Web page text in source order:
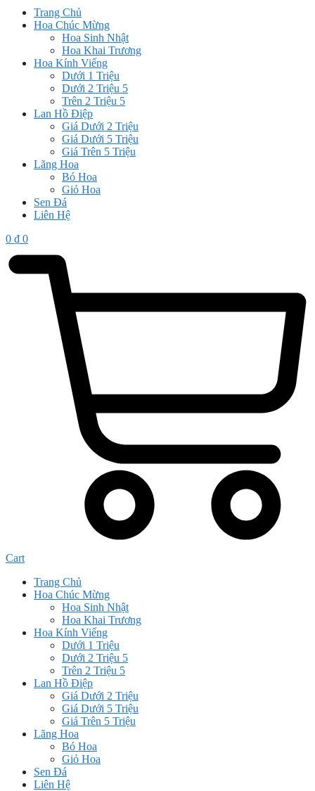
Trang Chủ
Hoa Chúc Mừng
Hoa Sinh Nhật
Hoa Khai Trương
Hoa Kính Viếng
Dưới 1 Triệu
Dưới 2 Triệu 5
Trên 2 Triệu 5
Lan Hồ Điệp
Giá Dưới 2 Triệu
Giá Dưới 5 Triệu
Giá Trên 5 Triệu
Lãng Hoa
Bó Hoa
Giỏ Hoa
Sen Đá
Liên Hệ
0 ₫ 0
Cart
Trang Chủ
Hoa Chúc Mừng
Hoa Sinh Nhật
Hoa Khai Trương
Hoa Kính Viếng
Dưới 1 Triệu
Dưới 2 Triệu 5
Trên 2 Triệu 5
Lan Hồ Điệp
Giá Dưới 2 Triệu
Giá Dưới 5 Triệu
Giá Trên 5 Triệu
Lãng Hoa
Bó Hoa
Giỏ Hoa
Sen Đá
Liên Hệ